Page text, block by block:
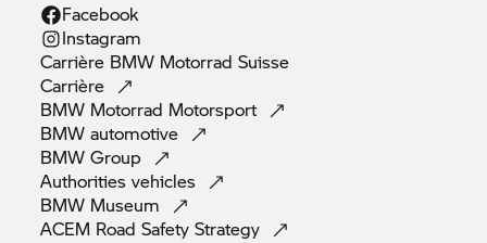
Facebook
Instagram
Carrière BMW Motorrad Suisse
Carrière
BMW Motorrad Motorsport
BMWautomotive
BMWGroup
Authoritiesvehicles
BMW Museum
ACEM Road SafetyStrategy